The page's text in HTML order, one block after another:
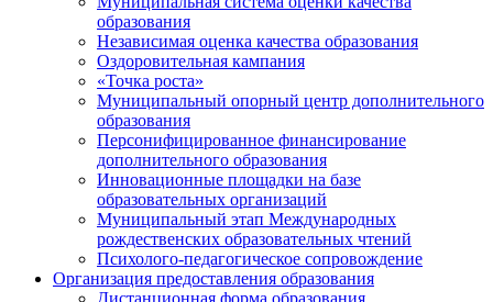
образования
Независимая оценка качества образования
Оздоровительная кампания
«Точка роста»
Муниципальный опорный центр дополнительного
образования
Персонифицированное финансирование
дополнительного образования
Инновационные площадки на базе
образовательных организаций
Муниципальный этап Международных
рождественских образовательных чтений
Психолого-педагогическое сопровождение
Организация предоставления образования